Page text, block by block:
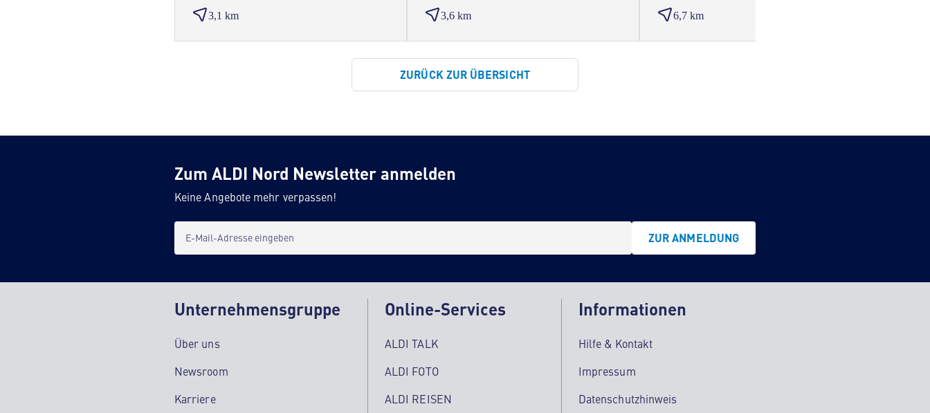
3,1 km
3,6 km 6,7 km
ZURÜCK ZUR ÜBERSICHT
Zum ALDI Nord Newsletter anmelden
Keine Angebote mehr verpassen!
E-Mail-Adresse eingeben ZUR ANMELDUNG
Unternehmensgruppe
Über uns
Newsroom
Karriere
Online-Services
ALDI TALK
ALDI FOTO
ALDI REISEN
Informationen
Hilfe & Kontakt
Impressum
Datenschutzhinweis